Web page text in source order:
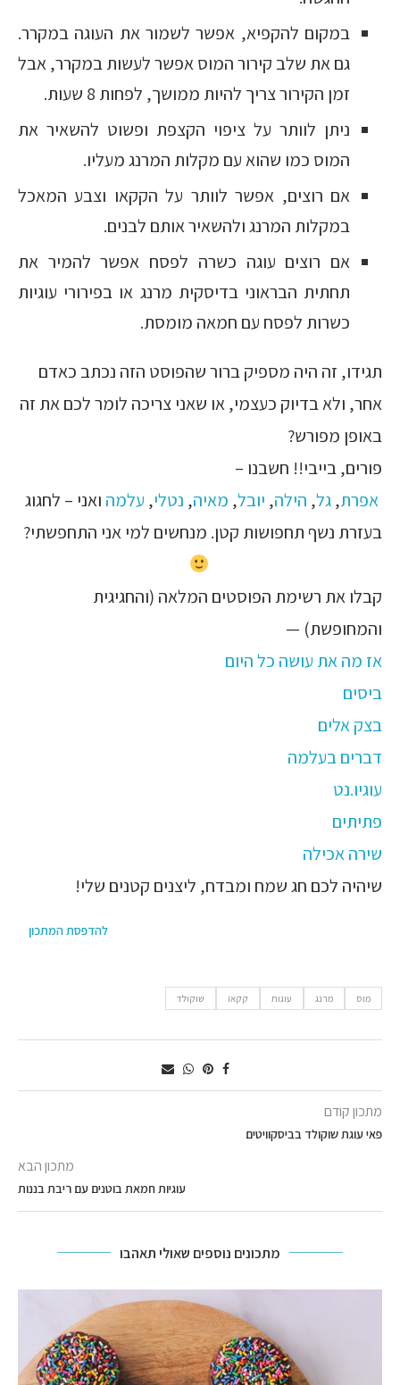
במקום להקפיא, אפשר לשמור את העוגה במקרר.
גם את שלב קירור המוס אפשר לעשות במקרר, אבל
זמן הקירור צריך להיות ממושך, לפחות 8 שעות.
ניתן לוותר על ציפוי הקצפת ופשוט להשאיר את
המוס כמו שהוא עם מקלות המרנג מעליו.
אם רוצים, אפשר לוותר על הקקאו וצבע המאכל
במקלות המרנג ולהשאיר אותם לבנים.
אם רוצים עוגה כשרה לפסח אפשר להמיר את
תחתית הבראוני בדיסקית מרנג או בפירורי עוגיות
כשרות לפסח עם חמאה מומסת.
תגידו, זה היה מספיק ברור שהפוסט הזה נכתב כאדם
אחר, ולא בדיוק כעצמי, או שאני צריכה לומר לכם את זה
באופן מפורש?
פורים, בייבי!! חשבנו –
אפרת,גל, הילה, יובל, מאיה, נטלי, עלמה ואני – לחגוג
בעזרת נשף תחפושות קטן. מנחשים למי אני התחפשתי?
קבלו את רשימת הפוסטים המלאה (והחגיגית
והמחופשת) —
אז מה את עושה כל היום
ביסים
בצק אלים
דברים בעלמה
עוגיו.נט
פתיתים
שירה אכילה
שיהיה לכם חג שמח ומבדח, ליצנים קטנים שלי!
להדפסת המתכון
מוס מרנג עוגות קקאו שוקולד
מתכון קודם
פאי עוגת שוקולד בביסקוויטים
מתכון הבא
עוגיות חמאת בוטנים עם ריבת בננות
מתכונים נוספים שאולי תאהבו